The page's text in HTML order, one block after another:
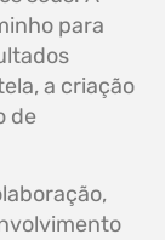
para
a criação
de